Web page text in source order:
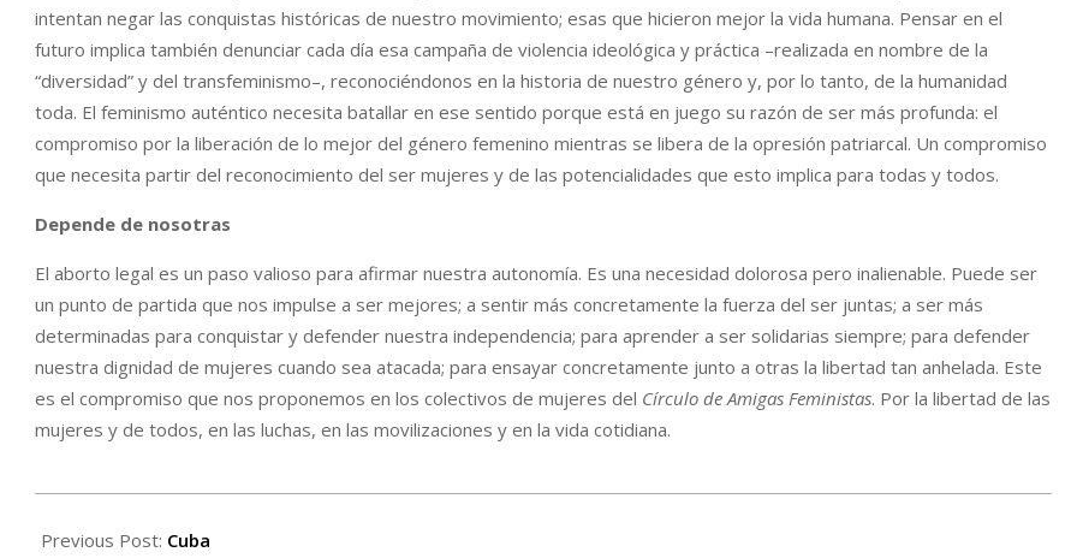
intentan negar las conquistas históricas de nuestro movimiento; esas que hicieron mejor la vida humana. Pensar en el
futuro implica también denunciar cada día esa campaña de violencia ideológica y práctica –realizada en nombre de la
“diversidad” y del transfeminismo–, reconociéndonos en la historia de nuestro género y, por lo tanto, de la humanidad
toda. El feminismo auténtico necesita batallar en ese sentido porque está en juego su razón de ser más profunda: el
compromiso por la liberación de lo mejor del género femenino mientras se libera de la opresión patriarcal. Un compromiso
que necesita partir del reconocimiento del ser mujeres y de las potencialidades que esto implica para todas y todos.
Depende de nosotras
El aborto legal es un paso valioso para afirmar nuestra autonomía. Es una necesidad dolorosa pero inalienable. Puede ser
un punto de partida que nos impulse a ser mejores; a sentir más concretamente la fuerza del ser juntas; a ser más
determinadas para conquistar y defender nuestra independencia; para aprender a ser solidarias siempre; para defender
nuestra dignidad de mujeres cuando sea atacada; para ensayar concretamente junto a otras la libertad tan anhelada. Este
es el compromiso que nos proponemos en los colectivos de mujeres del Círculo de Amigas Feministas. Por la libertad de las
mujeres y de todos, en las luchas, en las movilizaciones y en la vida cotidiana.
01-
Previous Post: Cuba